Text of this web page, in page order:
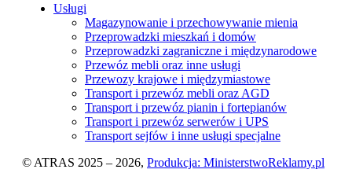
Usługi
Magazynowanie i przechowywanie mienia
Przeprowadzki mieszkań i domów
Przeprowadzki zagraniczne i międzynarodowe
Przewóz mebli oraz inne usługi
Przewozy krajowe i międzymiastowe
Transport i przewóz mebli oraz AGD
Transport i przewóz pianin i fortepianów
Transport i przewóz serwerów i UPS
Transport sejfów i inne usługi specjalne
© ATRAS 2025 – 2026, Produkcja: MinisterstwoReklamy.pl